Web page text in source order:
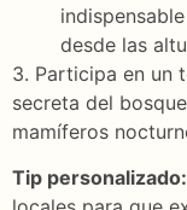
desde las
3. Participa en un
secreta del
mamíferos
Tip personalizado: